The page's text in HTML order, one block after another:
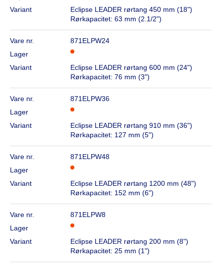
Variant
Eclipse LEADER rørtang 450 mm (18")
Rørkapacitet: 63 mm (2.1/2")
Vare nr.
871ELPW24
Lager
Variant
Eclipse LEADER rørtang 600 mm (24")
Rørkapacitet: 76 mm (3")
Vare nr.
871ELPW36
Lager
Variant
Eclipse LEADER rørtang 910 mm (36")
Rørkapacitet: 127 mm (5")
Vare nr.
871ELPW48
Lager
Variant
Eclipse LEADER rørtang 1200 mm (48")
Rørkapacitet: 152 mm (6")
Vare nr.
871ELPW8
Lager
Variant
Eclipse LEADER rørtang 200 mm (8")
Rørkapacitet: 25 mm (1")